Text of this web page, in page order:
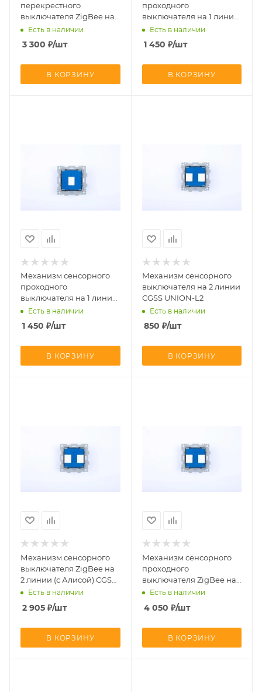
перекрестного
выключателя ZigBee на 1
линию (с Алисой) CGSS
Альфа UNION-L1ZBPK
Есть в наличии
3 300 ₽/шт
В КОРЗИНУ
проходного
выключателя на 1 линию
CGSS UNION-L1Р
Есть в наличии
1 450 ₽/шт
В КОРЗИНУ
Механизм сенсорного
проходного
выключателя на 1 линию
CGSS Эстетика UNION-
Есть в наличии
1 450 ₽/шт
В КОРЗИНУ
Механизм сенсорного
выключателя на 2 линии
CGSS UNION-L2
Есть в наличии
850 ₽/шт
В КОРЗИНУ
Механизм сенсорного
выключателя ZigBee на
2 линии (с Алисой) CGSS
Альфа UNION-L2ZB
Есть в наличии
2 905 ₽/шт
В КОРЗИНУ
Механизм сенсорного
проходного
выключателя ZigBee на
2 линии (с Алисой) CGSS
Альфа UNION-L2ZBP
Есть в наличии
4 050 ₽/шт
В КОРЗИНУ